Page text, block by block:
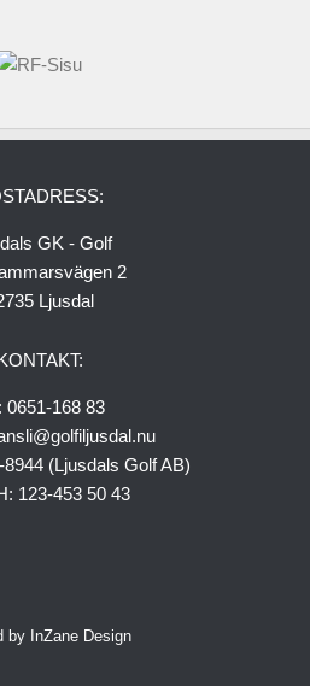
GK - Golf
2
Ljusdal
0651-168 83
(Ljusdals Golf AB)
123-453 50 43
by InZane Design